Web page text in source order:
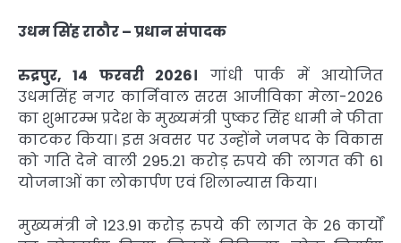
उधम सिंह राठौर – प्रधान संपादक
रुद्रपुर, 14 फरवरी 2026। गांधी पार्क में आयोजित
उधमसिंह नगर कार्निवाल सरस आजीविका मेला-2026
का शुभारम्भ प्रदेश के मुख्यमंत्री पुष्कर सिंह धामी ने फीता
काटकर किया। इस अवसर पर उन्होंने जनपद के विकास
को गति देने वाली 295.21 करोड़ रुपये की लागत की 61
योजनाओं का लोकार्पण एवं शिलान्यास किया।
मुख्यमंत्री ने 123.91 करोड़ रुपये की लागत के 26 कार्यों